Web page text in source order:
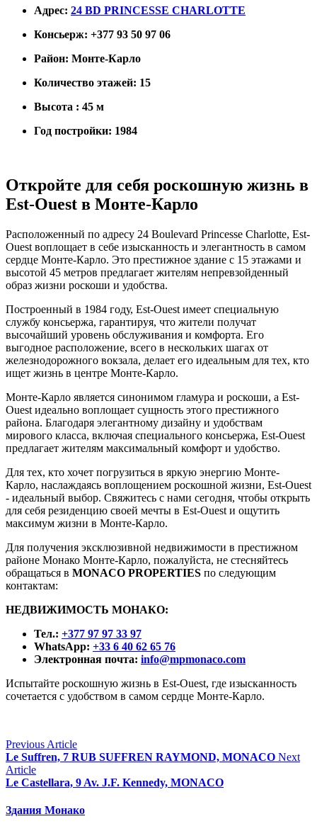
Адрес: 24 BD PRINCESSE CHARLOTTE
Консьерж: +377 93 50 97 06
Район: Монте-Карло
Количество этажей: 15
Высота : 45 м
Год постройки: 1984
Откройте для себя роскошную жизнь в
Est-Ouest в Монте-Карло
Расположенный по адресу 24 Boulevard Princesse Charlotte, Est-
Ouest воплощает в себе изысканность и элегантность в самом
сердце Монте-Карло. Это престижное здание с 15 этажами и
высотой 45 метров предлагает жителям непревзойденный
образ жизни роскоши и удобства.
Построенный в 1984 году, Est-Ouest имеет специальную
службу консьержа, гарантируя, что жители получат
высочайший уровень обслуживания и комфорта. Его
выгодное расположение, всего в нескольких шагах от
железнодорожного вокзала, делает его идеальным для тех, кто
ищет жизнь в центре Монте-Карло.
Монте-Карло является синонимом гламура и роскоши, а Est-
Ouest идеально воплощает сущность этого престижного
района. Благодаря элегантному дизайну и удобствам
мирового класса, включая специального консьержа, Est-Ouest
предлагает жителям максимальный комфорт и удобство.
Для тех, кто хочет погрузиться в яркую энергию Монте-
Карло, наслаждаясь воплощением роскошной жизни, Est-Ouest
- идеальный выбор. Свяжитесь с нами сегодня, чтобы открыть
для себя резиденцию своей мечты в Est-Ouest и ощутить
максимум жизни в Монте-Карло.
Для получения эксклюзивной недвижимости в престижном
районе Монако Монте-Карло, пожалуйста, не стесняйтесь
обращаться в MONACO PROPERTIES по следующим
контактам:
НЕДВИЖИМОСТЬ МОНАКО:
Тел.: +377 97 97 33 97
WhatsApp: +33 6 40 62 65 76
Электронная почта: info@mpmonaco.com
Испытайте роскошную жизнь в Est-Ouest, где изысканность
сочетается с удобством в самом сердце Монте-Карло.
Previous Article
Le Suffren, 7 RUB SUFFREN RAYMOND, MONACO Next
Article
Le Castellara, 9 Av. J.F. Kennedy, MONACO
Здания Монако